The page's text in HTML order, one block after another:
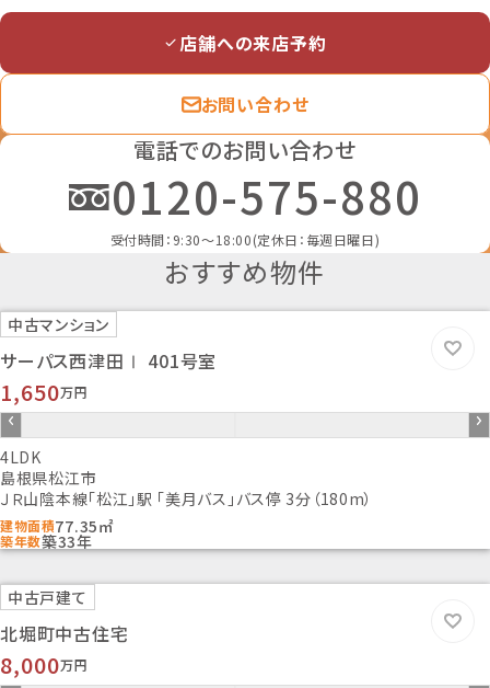
駐車場
建物構造
土地権利
市街化区域
1種住居
-
建ぺい率
60％
200％
接道状況
一方道路
地目
宅地
セットバック
-
国土法届出
-
建築確認番号
第07-860号
条件等
電話でのお問い合わせ
0120-575-880
受付時間：9:30～18:00(定休日：毎週日曜日)
お問い合わせ
店舗への来店予約
おすすめ物件
中古マンション
サーパス西津田Ⅰ 401号室
1,650万円
4LDK
島根県松江市
ＪＲ山陰本線「松江」駅 「美月バス」バス停 3分（180m）
建物面積77.35㎡
築年数築33年
中古戸建て
北堀町中古住宅
8,000万円